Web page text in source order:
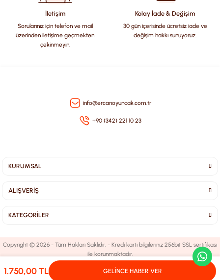
Bu ürüne benzer farklı alternatifler olmalı.
1.750,00 TL GELİNCE HABER VER
İletişim
Sorularınız için telefon ve mail
üzerinden iletişime geçmekten
çekinmeyin.
Kolay İade & Değişim
30 gün içerisinde ücretsiz iade ve
değişim hakkı sunuyoruz.
info@ercanoyuncak.com.tr
+90 (342) 221 10 23
KURUMSAL
ALIŞVERİŞ
KATEGORİLER
Copyright © 2026 - Tüm Hakları Saklıdır. - Kredi kartı bilgileriniz 256bit SSL sertifikası
ile korunmaktadır.